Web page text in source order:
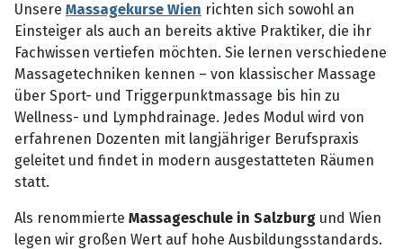
Unsere Massagekurse Wien richten sich sowohl an
Einsteiger als auch an bereits aktive Praktiker, die ihr
Fachwissen vertiefen möchten. Sie lernen verschiedene
Massagetechniken kennen – von klassischer Massage
über Sport- und Triggerpunktmassage bis hin zu
Wellness- und Lymphdrainage. Jedes Modul wird von
erfahrenen Dozenten mit langjähriger Berufspraxis
geleitet und findet in modern ausgestatteten Räumen
statt.
Als renommierte Massageschule in Salzburg und Wien
legen wir großen Wert auf hohe Ausbildungsstandards.